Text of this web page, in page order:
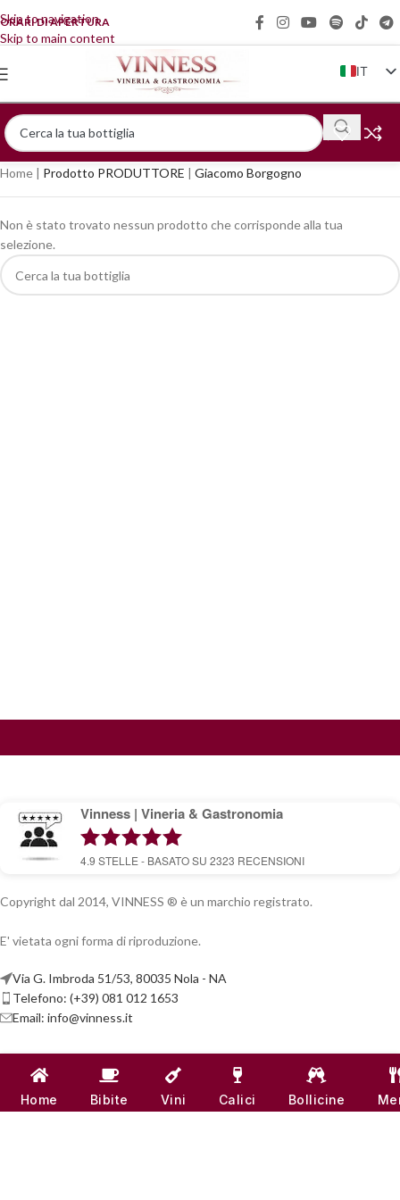
Skip to navigation
Skip to main content
ORARI DI APERTURA
IT
EN
FR
DE
Home | Prodotto PRODUTTORE | Giacomo Borgogno
Non è stato trovato nessun prodotto che corrisponde alla tua
selezione.
Vinness | Vineria & Gastronomia
4.9 STELLE - BASATO SU 2323 RECENSIONI
Copyright dal 2014, VINNESS ® è un marchio registrato.
E' vietata ogni forma di riproduzione.
Via G. Imbroda 51/53, 80035 Nola - NA
Telefono: (+39) 081 012 1653
Email: info@vinness.it
ARTICOLI
INFO & CONTATTI
Home Bibite Vini Calici Bollicine